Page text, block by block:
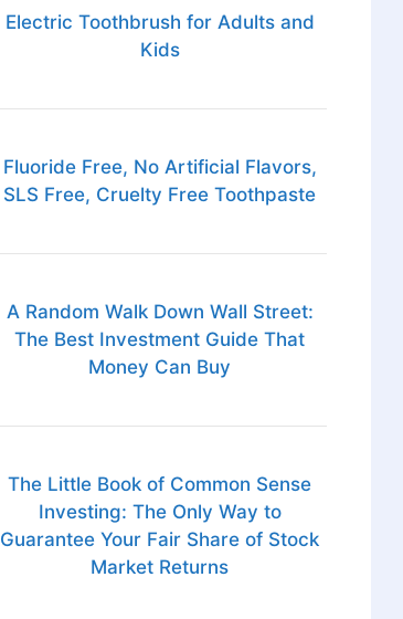
Electric Toothbrush for Adults and
Kids
Fluoride Free, No Artificial Flavors,
SLS Free, Cruelty Free Toothpaste
A Random Walk Down Wall Street:
The Best Investment Guide That
Money Can Buy
The Little Book of Common Sense
Investing: The Only Way to
Guarantee Your Fair Share of Stock
Market Returns